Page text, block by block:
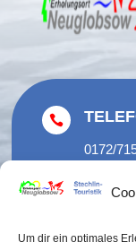
Um dir ein optimales

0172/